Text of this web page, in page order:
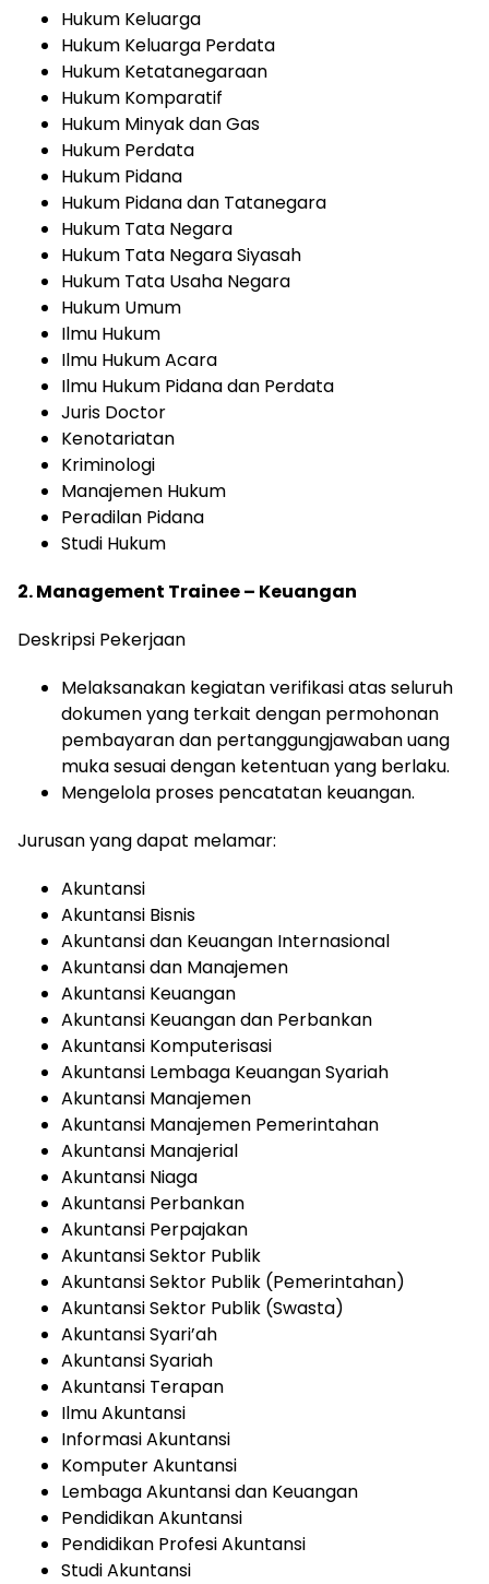
Hukum Keluarga
Hukum Keluarga Perdata
Hukum Ketatanegaraan
Hukum Komparatif
Hukum Minyak dan Gas
Hukum Perdata
Hukum Pidana
Hukum Pidana dan Tatanegara
Hukum Tata Negara
Hukum Tata Negara Siyasah
Hukum Tata Usaha Negara
Hukum Umum
Ilmu Hukum
Ilmu Hukum Acara
Ilmu Hukum Pidana dan Perdata
Juris Doctor
Kenotariatan
Kriminologi
Manajemen Hukum
Peradilan Pidana
Studi Hukum
2. Management Trainee – Keuangan
Deskripsi Pekerjaan
Melaksanakan kegiatan verifikasi atas seluruh
dokumen yang terkait dengan permohonan
pembayaran dan pertanggungjawaban uang
muka sesuai dengan ketentuan yang berlaku.
Mengelola proses pencatatan keuangan.
Jurusan yang dapat melamar:
Akuntansi
Akuntansi Bisnis
Akuntansi dan Keuangan Internasional
Akuntansi dan Manajemen
Akuntansi Keuangan
Akuntansi Keuangan dan Perbankan
Akuntansi Komputerisasi
Akuntansi Lembaga Keuangan Syariah
Akuntansi Manajemen
Akuntansi Manajemen Pemerintahan
Akuntansi Manajerial
Akuntansi Niaga
Akuntansi Perbankan
Akuntansi Perpajakan
Akuntansi Sektor Publik
Akuntansi Sektor Publik (Pemerintahan)
Akuntansi Sektor Publik (Swasta)
Akuntansi Syari’ah
Akuntansi Syariah
Akuntansi Terapan
Ilmu Akuntansi
Informasi Akuntansi
Komputer Akuntansi
Lembaga Akuntansi dan Keuangan
Pendidikan Akuntansi
Pendidikan Profesi Akuntansi
Studi Akuntansi